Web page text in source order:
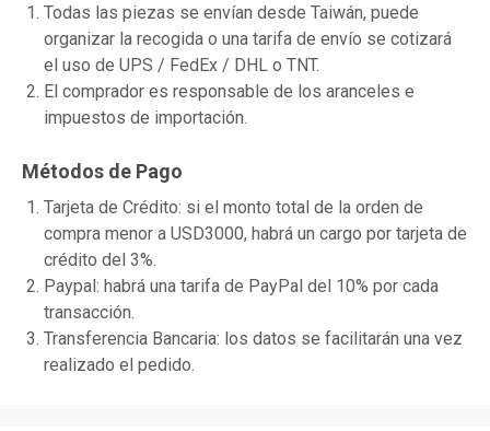
Todas las piezas se envían desde Taiwán, puede
organizar la recogida o una tarifa de envío se cotizará
el uso de UPS / FedEx / DHL o TNT.
El comprador es responsable de los aranceles e
impuestos de importación.
Métodos de Pago
Tarjeta de Crédito: si el monto total de la orden de
compra menor a USD3000, habrá un cargo por tarjeta de
crédito del 3%.
Paypal: habrá una tarifa de PayPal del 10% por cada
transacción.
Transferencia Bancaria: los datos se facilitarán una vez
realizado el pedido.